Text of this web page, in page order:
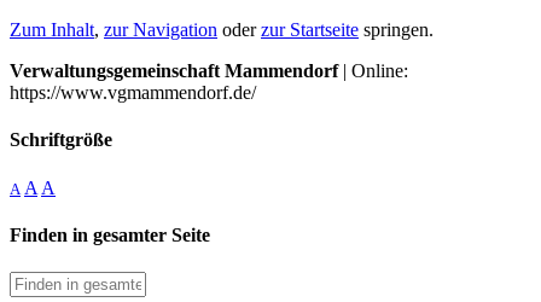
Zum Inhalt, zur Navigation oderzur Startseite springen.
Verwaltungsgemeinschaft Mammendorf| Online:
https://www.vgmammendorf.de/
Schriftgröße
A A A
Finden in gesamter Seite